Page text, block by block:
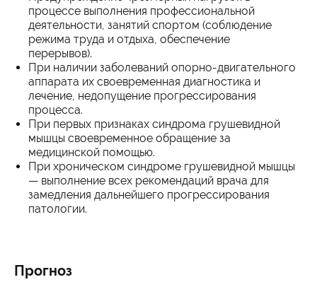
процессе выполнения профессиональной
деятельности, занятий спортом (соблюдение
режима труда и отдыха, обеспечение
перерывов).
При наличии заболеваний опорно-двигательного
аппарата их своевременная диагностика и
лечение, недопущение прогрессирования
процесса.
При первых признаках синдрома грушевидной
мышцы своевременное обращение за
медицинской помощью.
При хроническом синдроме грушевидной мышцы
— выполнение всех рекомендаций врача для
замедления дальнейшего прогрессирования
патологии.
Прогноз